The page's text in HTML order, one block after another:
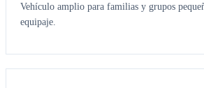
Vehículo amplio para familias y grupos
equipaje.
7 7